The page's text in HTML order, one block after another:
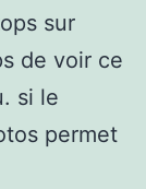
sur
de voir ce
si le
permet